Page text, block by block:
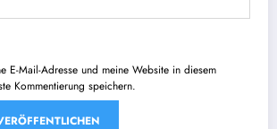
E-Mail-Adresse und meine Website in diesem
Kommentierung speichern.